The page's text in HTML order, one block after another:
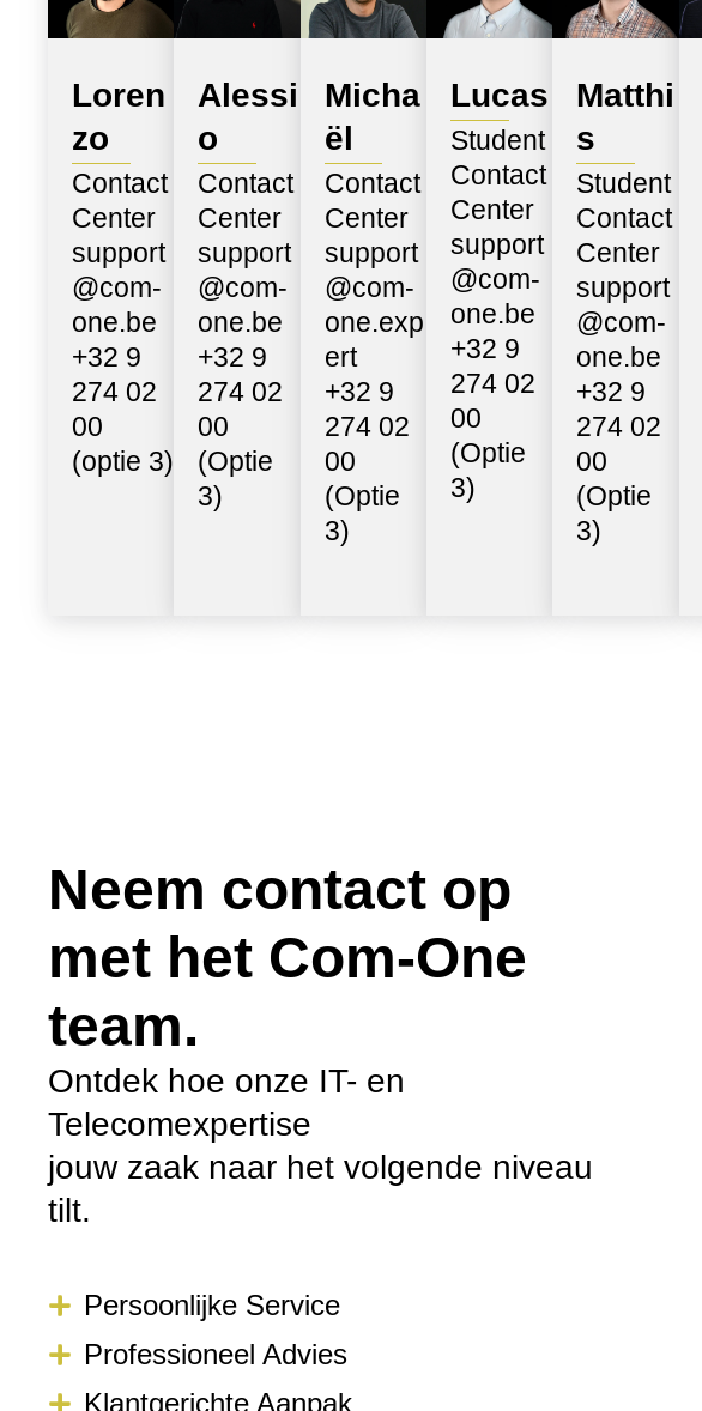
Loren
zo
Contact
Center
support
@com-
one.be
+32 9
274 02
00
(optie 3)
Alessi
o
Contact
Center
support
@com-
one.be
+32 9
274 02
00
(Optie
3)
Micha
ël
Contact
Center
support
@com-
one.exp
ert
+32 9
274 02
00
(Optie
3)
Lucas
Student
Contact
Center
support
@com-
one.be
+32 9
274 02
00
(Optie
3)
Matthi
s
Student
Contact
Center
support
@com-
one.be
+32 9
274 02
00
(Optie
3)
Neem contact op
met het Com-One
team.
Ontdek hoe onze IT- en
Telecomexpertise
jouw zaak naar het volgende niveau
tilt.
Persoonlijke Service
Professioneel Advies
Klantgerichte Aanpak